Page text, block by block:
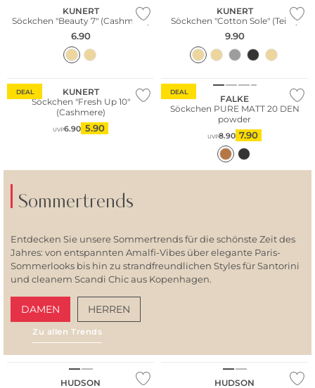
KUNERT
Söckchen "Beauty 7" (Cashmere)
6.90
KUNERT
Söckchen "Cotton Sole" (Teint)
9.90
DEAL
KUNERT
Söckchen "Fresh Up 10"
(Cashmere)
UVP6.90 5.90
DEAL
FALKE
Söckchen PURE MATT 20 DEN
powder
UVP8.90 7.90
Sommertrends
Entdecken Sie unsere Sommertrends für die schönste Zeit des
Jahres: von entspannten Amalfi-Vibes über elegante Paris-
Sommerlooks bis hin zu strandfreundlichen Styles für Santorini
und cleanem Scandi Chic aus Kopenhagen.
DAMEN HERREN
Zu allen Trends
HUDSON
HUDSON